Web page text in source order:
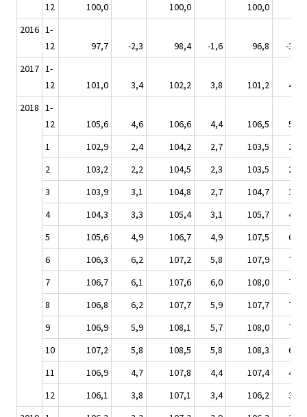
12
100,0 100,0
100,0
2016 1-
12
97,7 -2,3 98,4 -1,6 96,8
-3,2
2017 1-
12
101,0 3,4 102,2 3,8 101,2
4,5
2018 1-
12
105,6 4,6 106,6 4,4 106,5
5,3
1
102,9 2,4 104,2 2,7 103,5
2,9
2
103,2 2,2 104,5 2,3 103,5
2,3
3
103,9 3,1 104,8 2,7 104,7
3,7
4
104,3 3,3 105,4 3,1 105,7
4,0
5
105,6 4,9 106,7 4,9 107,5
6,5
6
106,3 6,2 107,2 5,8 107,9
7,9
7
106,7 6,1 107,6 6,0 108,0
7,7
8
106,8 6,2 107,7 5,9 107,7
7,5
9
106,9 5,9 108,1 5,7 108,0
7,0
10
107,2 5,8 108,5 5,8 108,3
6,4
11
106,9 4,7 107,8 4,4 107,4
4,5
12
106,1 3,8 107,1 3,4 106,2
3,4